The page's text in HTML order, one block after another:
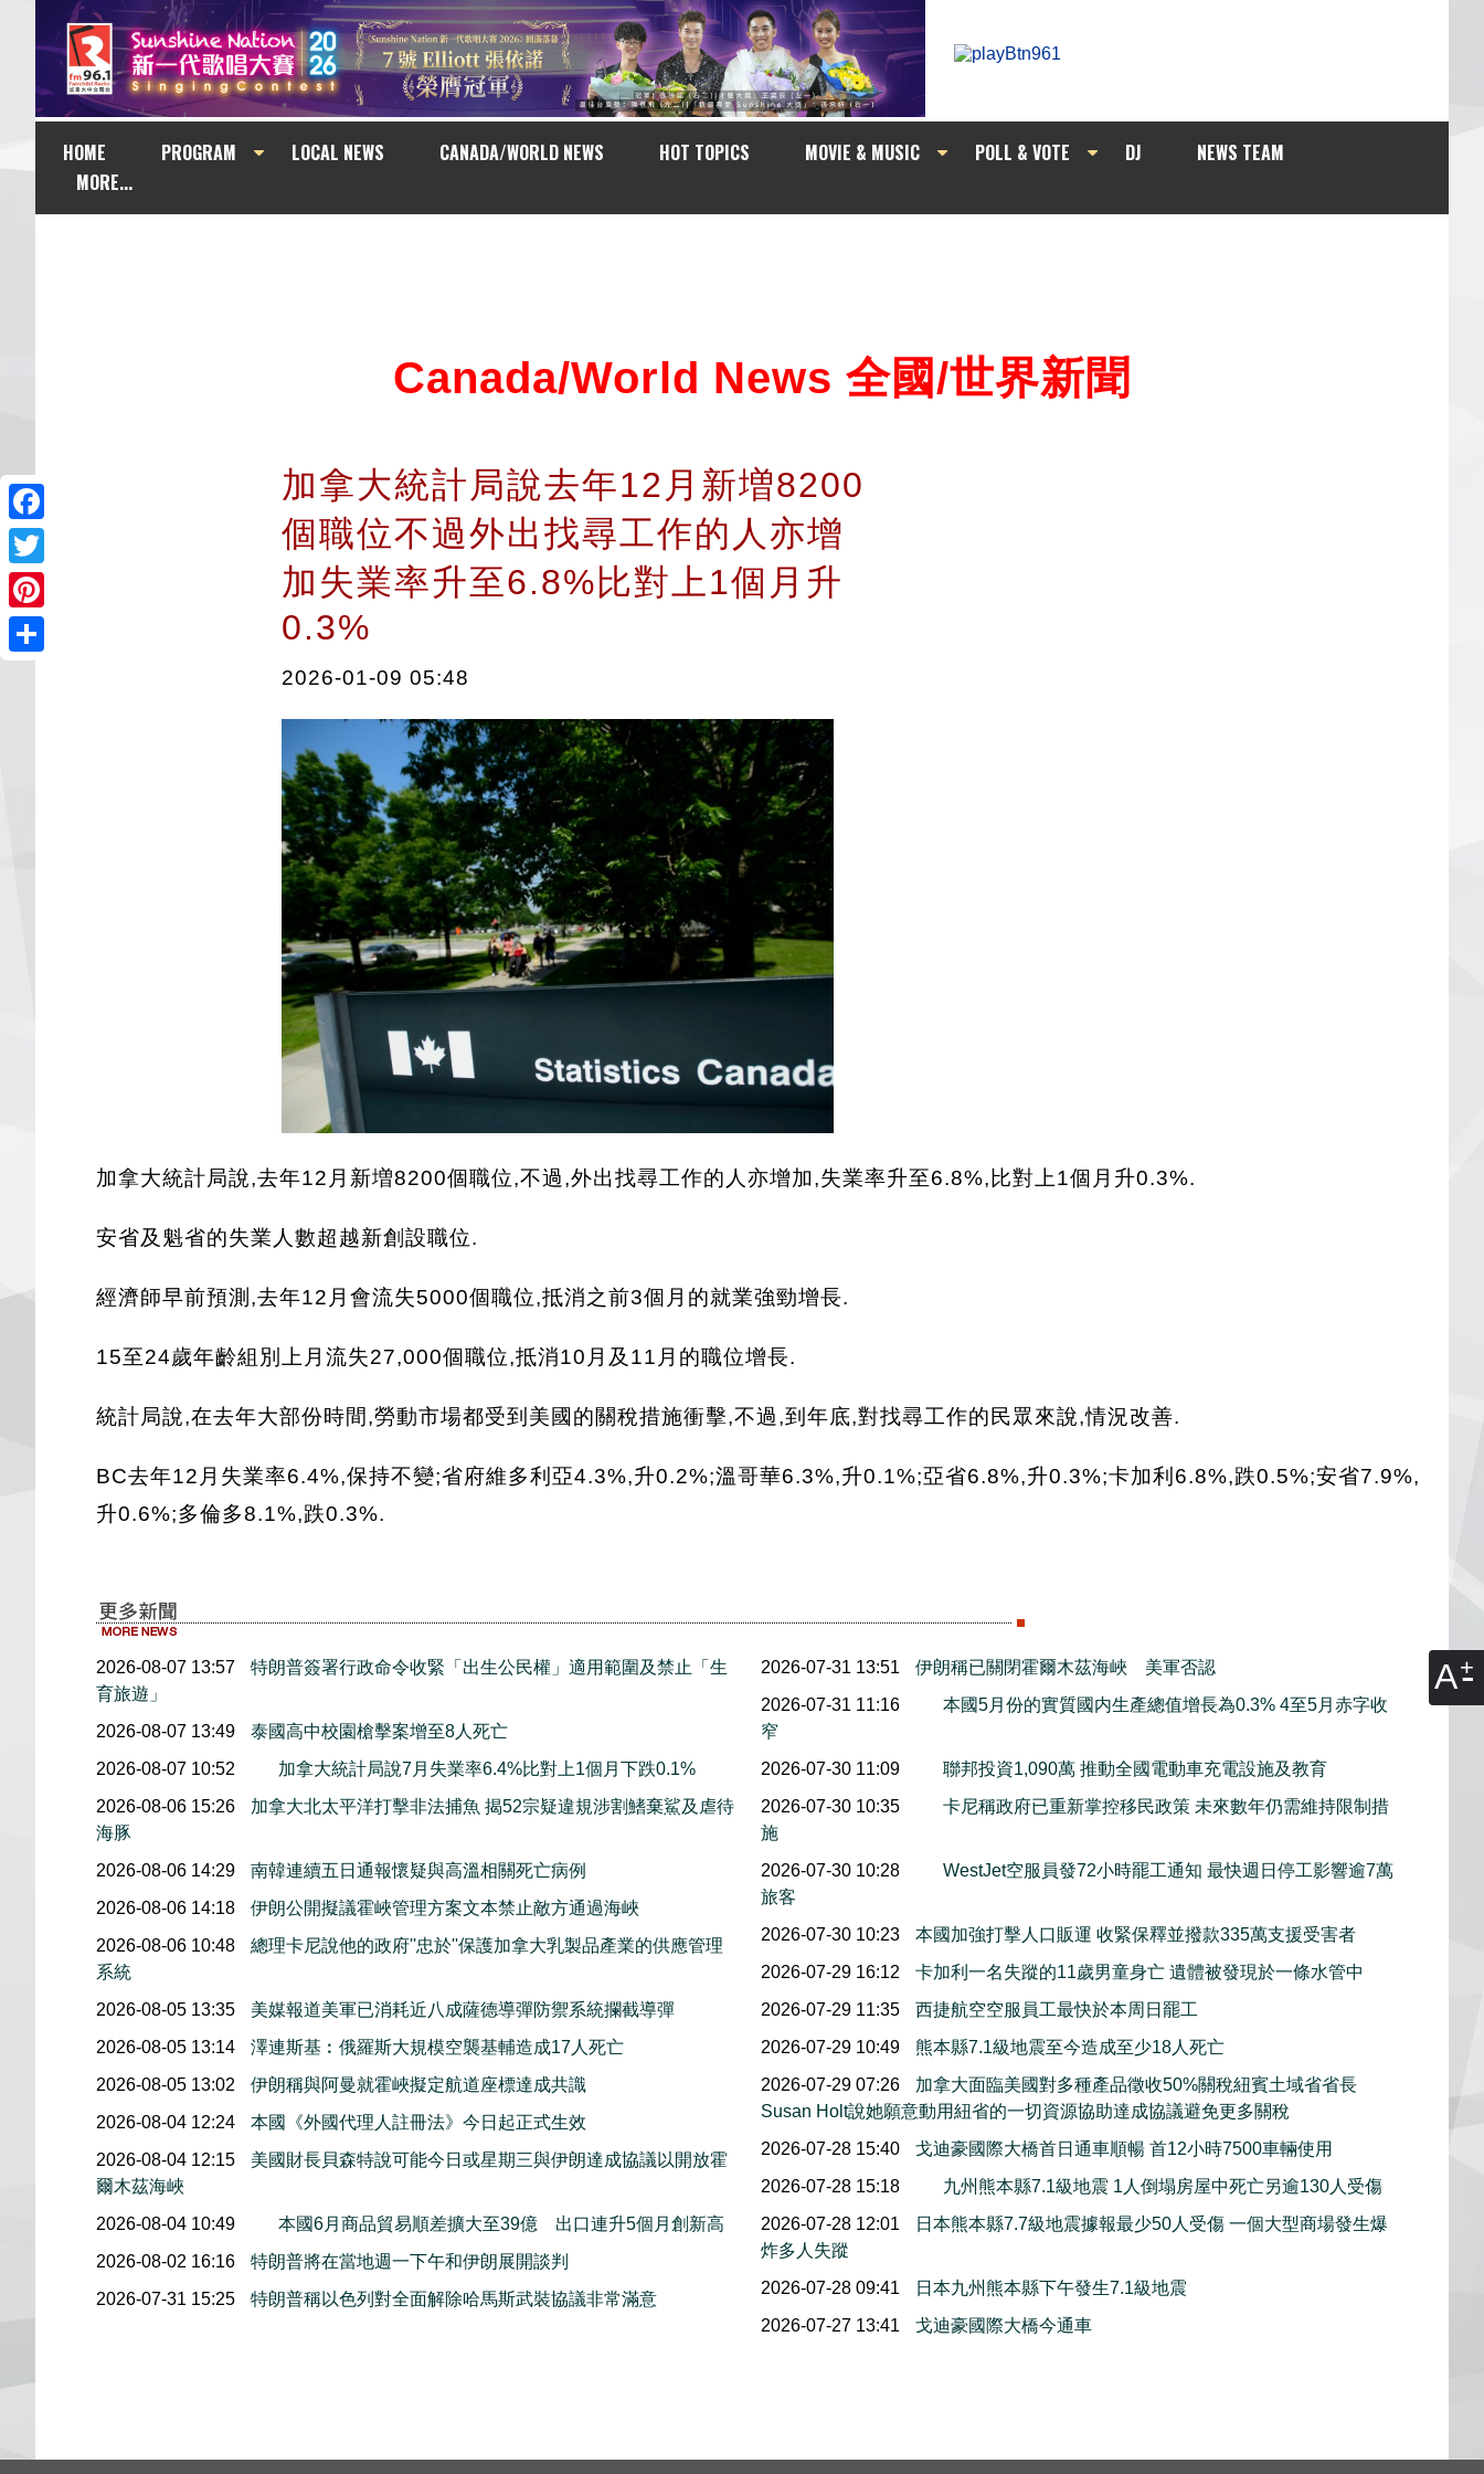
A
HOME PROGRAM LOCAL NEWS CANADA/WORLD NEWS HOT TOPICS MOVIE & MUSIC POLL & VOTE DJ
NEWS TEAM
MORE...
Facebook
Twitter
Pinterest
Canada/World News 全國/世界新聞
加拿大統計局說去年12月新増8200
個職位不過外出找尋工作的人亦增
加失業率升至6.8%比對上1個月升
0.3%
2026-01-09 05:48
加拿大統計局說,去年12月新増8200個職位,不過,外出找尋工作的人亦增加,失業率升至6.8%,比對上1個月升0.3%.
安省及魁省的失業人數超越新創設職位.
經濟師早前預測,去年12月會流失5000個職位,抵消之前3個月的就業強勁增長.
15至24歲年齡組別上月流失27,000個職位,抵消10月及11月的職位增長.
統計局說,在去年大部份時間,勞動市場都受到美國的關稅措施衝擊,不過,到年底,對找尋工作的民眾來說,情況改善.
BC去年12月失業率6.4%,保持不變;省府維多利亞4.3%,升0.2%;溫哥華6.3%,升0.1%;亞省6.8%,升0.3%;卡加利6.8%,跌0.5%;安省7.9%,
升0.6%;多倫多8.1%,跌0.3%.
2026-08-07 13:57
特朗普簽署行政命令收緊「出生公民權」適用範圍及禁止「生
育旅遊」
2026-08-07 13:49
泰國高中校園槍擊案增至8人死亡
2026-08-07 10:52
加拿大統計局說7月失業率6.4%比對上1個月下跌0.1%
2026-08-06 15:26
加拿大北太平洋打擊非法捕魚 揭52宗疑違規涉割鰭棄鯊及虐待
海豚
2026-08-06 14:29
南韓連續五日通報懷疑與高溫相關死亡病例
2026-08-06 14:18
伊朗公開擬議霍峽管理方案文本禁止敵方通過海峽
2026-08-06 10:48
總理卡尼說他的政府''忠於''保護加拿大乳製品產業的供應管理
系統
2026-08-05 13:35
美媒報道美軍已消耗近八成薩德導彈防禦系統攔截導彈
2026-08-05 13:14
澤連斯基︰俄羅斯大規模空襲基輔造成17人死亡
2026-08-05 13:02
伊朗稱與阿曼就霍峽擬定航道座標達成共識
2026-08-04 12:24
本國《外國代理人註冊法》今日起正式生效
2026-08-04 12:15
美國財長貝森特說可能今日或星期三與伊朗達成協議以開放霍
爾木茲海峽
2026-08-04 10:49
本國6月商品貿易順差擴大至39億 出口連升5個月創新高
2026-08-02 16:16
特朗普將在當地週一下午和伊朗展開談判
2026-07-31 15:25
特朗普稱以色列對全面解除哈馬斯武裝協議非常滿意
2026-07-31 13:51
伊朗稱已關閉霍爾木茲海峽 美軍否認
2026-07-31 11:16
本國5月份的實質國内生產總值增長為0.3% 4至5月赤字收
窄
2026-07-30 11:09
聯邦投資1,090萬 推動全國電動車充電設施及教育
2026-07-30 10:35
卡尼稱政府已重新掌控移民政策 未來數年仍需維持限制措
施
2026-07-30 10:28
WestJet空服員發72小時罷工通知 最快週日停工影響逾7萬
旅客
2026-07-30 10:23
本國加強打擊人口販運 收緊保釋並撥款335萬支援受害者
2026-07-29 16:12
卡加利一名失蹤的11歲男童身亡 遺體被發現於一條水管中
2026-07-29 11:35
西捷航空空服員工最快於本周日罷工
2026-07-29 10:49
熊本縣7.1級地震至今造成至少18人死亡
2026-07-29 07:26
加拿大面臨美國對多種產品徵收50%關稅紐賓土域省省長
Susan Holt說她願意動用紐省的一切資源協助達成協議避免更多關稅
2026-07-28 15:40
戈迪豪國際大橋首日通車順暢 首12小時7500車輛使用
2026-07-28 15:18
九州熊本縣7.1級地震 1人倒塌房屋中死亡另逾130人受傷
2026-07-28 12:01
日本熊本縣7.7級地震據報最少50人受傷 一個大型商場發生爆
炸多人失蹤
2026-07-28 09:41
日本九州熊本縣下午發生7.1級地震
2026-07-27 13:41
戈迪豪國際大橋今通車